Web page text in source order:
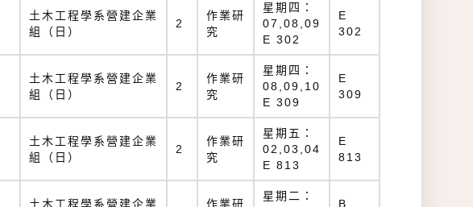
土木工程學系營建企業
組（日）
2
作業研
究
星期四：
07,08,09
E 302
E
302
土木工程學系營建企業
組（日）
2
作業研
究
星期四：
08,09,10
E 309
E
309
土木工程學系營建企業
組（日）
2
作業研
究
星期五：
02,03,04
E 813
E
813
土木工程學系營建企業
作業研
星期二：
B